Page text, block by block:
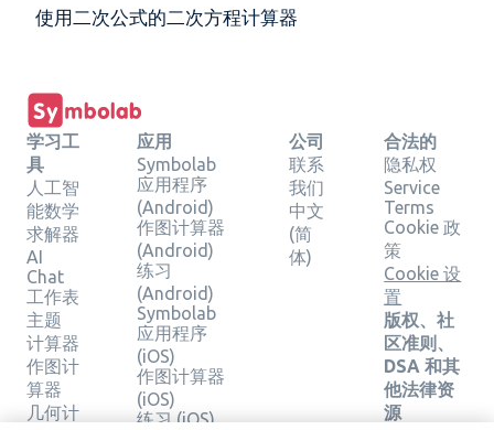
使用二次公式的二次方程计算器
学习工
具
人工智
能数学
求解器
AI
Chat
工作表
主题
计算器
作图计
算器
几何计
应用
Symbolab
应用程序
(Android)
作图计算器
(Android)
练习
(Android)
Symbolab
应用程序
(iOS)
作图计算器
(iOS)
练习 (iOS)
公司
联系
我们
中文
(简
体)
合法的
隐私权
Service
Terms
Cookie 政
策
Cookie 设
置
版权、社
区准则、
DSA 和其
他法律资
源